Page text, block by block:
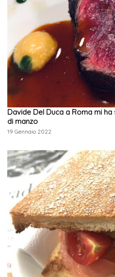
Davide Del Duca a Roma mi
di manzo
19 Gennaio 2022